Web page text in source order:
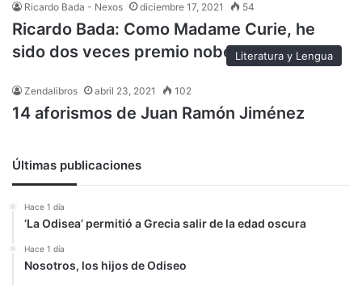
Ricardo Bada - Nexos diciembre 17, 2021 54
Ricardo Bada: Como Madame Curie, he
sido dos veces premio nobelLiteratura y Lengua
Zendalibros abril 23, 2021 102
14 aforismos de Juan Ramón Jiménez
Últimas publicaciones
Hace 1 día
‘La Odisea’ permitió a Grecia salir de la edad oscura
Hace 1 día
Nosotros, los hijos de Odiseo